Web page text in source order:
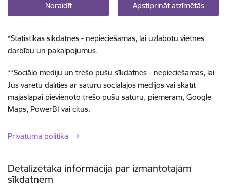
Noraidīt Apstiprināt atzīmētās
*Statistikas sīkdatnes - nepieciešamas, lai uzlabotu vietnes
darbību un pakalpojumus.
**Sociālo mediju un trešo pušu sīkdatnes - nepieciešamas, lai
Jūs varētu dalīties ar saturu sociālajos medijos vai skatīt
mājaslapai pievienoto trešo pušu saturu, piemēram, Google
Maps, PowerBI vai citus.
Privātuma politika
Detalizētāka informācija par izmantotajām
sīkdatnēm